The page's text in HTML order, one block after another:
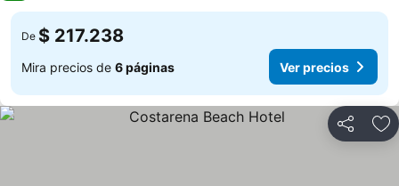
De $ 217.238
Mira precios de 6 páginas Ver precios
Compartir